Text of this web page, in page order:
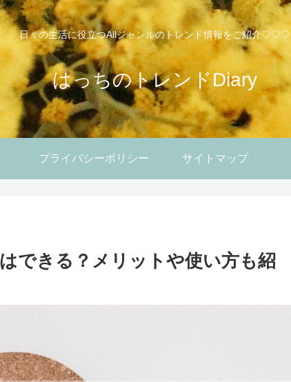
日々の生活に役立つAllジャンルのトレンド情報をご紹介♡♡♡
はっちのトレンドDiary
プライバシーポリシー サイトマップ
できる？メリットや使い方も紹